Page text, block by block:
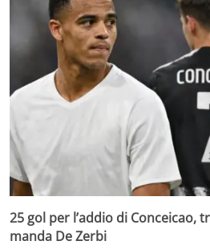
25 gol per l’addio di Conceicao,
manda De Zerbi